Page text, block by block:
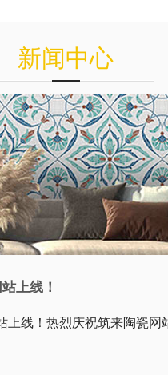
新闻中心
上线！
上线！热烈庆祝筑来陶瓷网